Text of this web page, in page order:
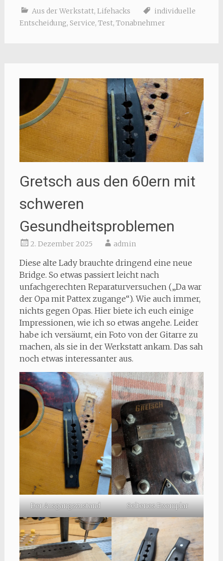
Aus der Werkstatt, Lifehacks
individuelle
Entscheidung, Service, Test, Tonabnehmer
Gretsch aus den 60ern mit
schweren
Gesundheitsproblemen
2. Dezember 2025 admin
Diese alte Lady brauchte dringend eine neue
Bridge. So etwas passiert leicht nach
unfachgerechten Reparaturversuchen („Da war
der Opa mit Pattex zugange“). Wie auch immer,
nichts gegen Opas. Hier biete ich euch einige
Impressionen, wie ich so etwas angehe. Leider
habe ich versäumt, ein Foto von der Gitarre zu
machen, als sie in der Werkstatt ankam. Das sah
noch etwas interessanter aus.
Der Ausgangszustand Seltenes Exemplar